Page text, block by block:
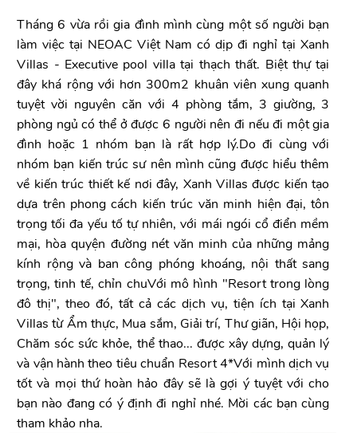
Tháng 6 vừa rồi gia đình mình cùng một số người bạn
làm việc tại NEOAC Việt Nam có dịp đi nghỉ tại Xanh
Villas - Executive pool villa tại thạch thất. Biệt thự tại
đây khá rộng với hơn 300m2 khuân viên xung quanh
tuyệt vời nguyên căn với 4 phòng tắm, 3 giường, 3
phòng ngủ có thể ở được 6 người nên đi nếu đi một gia
đình hoặc 1 nhóm bạn là rất hợp lý.Do đi cùng với
nhóm bạn kiến trúc sư nên mình cũng được hiểu thêm
về kiến trúc thiết kế nơi đây, Xanh Villas được kiến tạo
dựa trên phong cách kiến trúc văn minh hiện đại, tôn
trọng tối đa yếu tố tự nhiên, với mái ngói cổ điển mềm
mại, hòa quyện đường nét văn minh của những mảng
kính rộng và ban công phóng khoáng, nội thất sang
trọng, tinh tế, chỉn chuVới mô hình "Resort trong lòng
đô thị", theo đó, tất cả các dịch vụ, tiện ích tại Xanh
Villas từ Ẩm thực, Mua sắm, Giải trí, Thư giãn, Hội họp,
Chăm sóc sức khỏe, thể thao... được xây dựng, quản lý
và vận hành theo tiêu chuẩn Resort 4*Với mình dịch vụ
tốt và mọi thứ hoàn hảo đây sẽ là gợi ý tuyệt với cho
bạn nào đang có ý định đi nghỉ nhé. Mời các bạn cùng
tham khảo nha.